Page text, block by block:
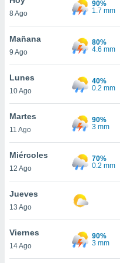
y
en
más
de
8 Ago
90%
1.7 mm
Mañana
9 Ago
80%
4.6 mm
Lunes
10 Ago
40%
0.2 mm
Martes
11 Ago
90%
3 mm
Miércoles
12 Ago
70%
0.2 mm
Jueves
13 Ago
Viernes
14 Ago
90%
3 mm